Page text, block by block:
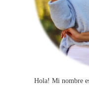
Hola! Mi nombre